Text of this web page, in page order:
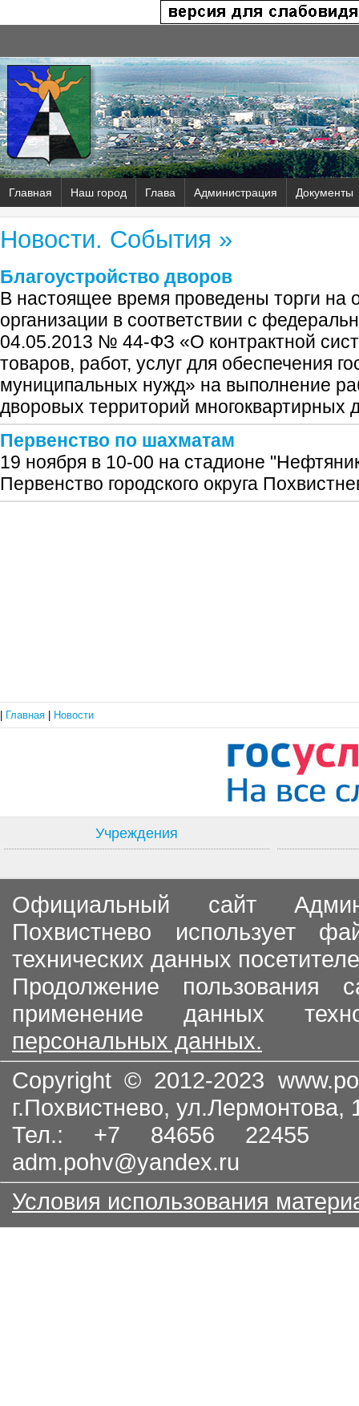
Главная Наш город Глава Администрация Документы
Новости. События »
Благоустройство дворов
В настоящее время проведены торги на
организации в соответствии с
04.05.2013 № 44-ФЗ «О контрактной
товаров, работ, услуг для обеспечения
муниципальных нужд» на выполнение
дворовых территорий многоквартирных
Первенство по шахматам
19 ноября в 10-00 на стадионе
Первенство городского округа
Главная Новости
Учреждения
Официальный сайт
Похвистнево использует
технических данных
Продолжение пользования
применение данных
персональных данных.
Copyright © 2012-2023
г.Похвистнево, ул.Лермонтова,
Тел.: +7 84656
adm.pohv@yandex.ru
Условия использования